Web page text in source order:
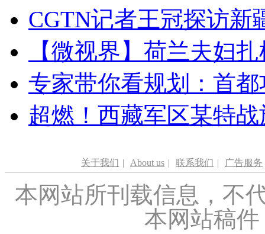
CGTN记者王冠探访新
【微视界】荷兰夫妇
专家带你看规划：首
超燃！西藏军区某特
关于我们 | About us | 联系我们 | 广告服务
本网站所刊载信息，不
本网站稿